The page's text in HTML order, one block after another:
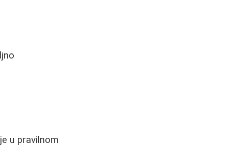
u pravilnom